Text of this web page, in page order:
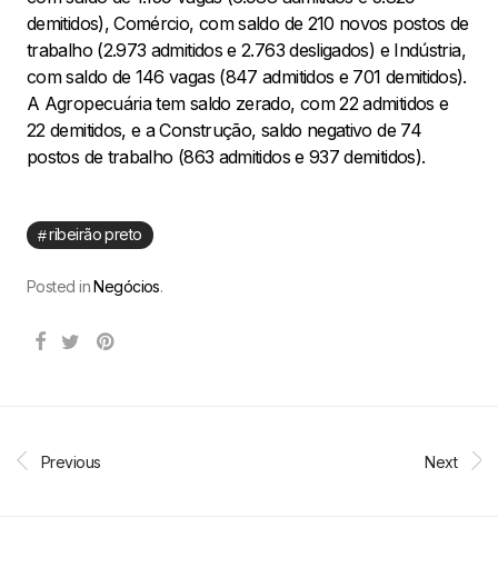
demitidos), Comércio, com saldo de 210 novos postos de
trabalho (2.973 admitidos e 2.763 desligados) e Indústria,
com saldo de 146 vagas (847 admitidos e 701 demitidos).
A Agropecuária tem saldo zerado, com 22 admitidos e
22 demitidos, e a Construção, saldo negativo de 74
postos de trabalho (863 admitidos e 937 demitidos).
ribeirão preto
Posted inNegócios.
Previous Next